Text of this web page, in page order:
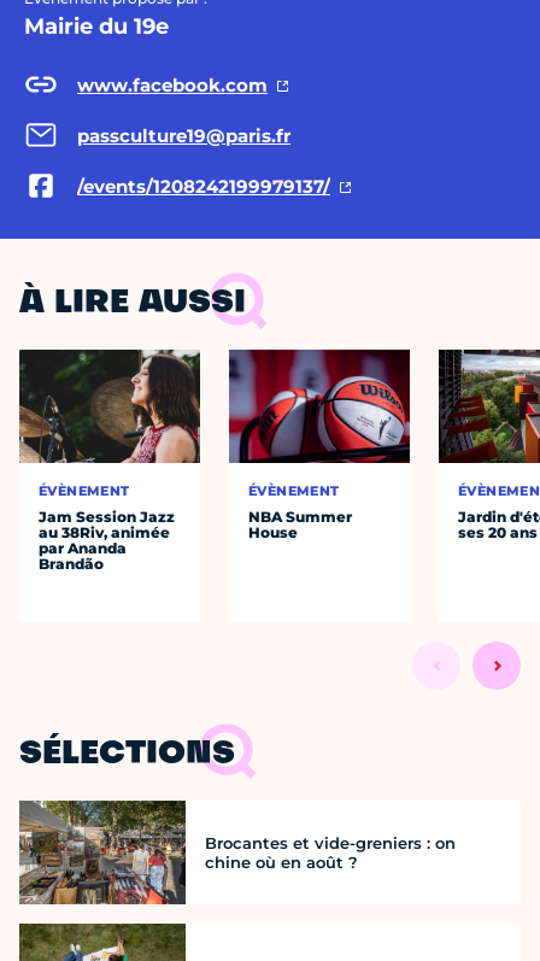
Mairie du 19e
www.facebook.com
passculture19@paris.fr
/events/1208242199979137/
À LIRE AUSSI
ÉVÈNEMENT
Jam Session Jazz
au 38Riv, animée
par Ananda
Brandão
ÉVÈNEMENT
NBA Summer
House
Jardin
ses 20 ans
SÉLECTIONS
Brocantes et vide-greniers : on
chine où en août ?